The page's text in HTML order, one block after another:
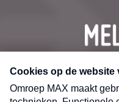
CONTACT